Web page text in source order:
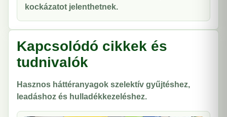
kockázatot jelenthetnek.
Kapcsolódó cikkek és
tudnivalók
Hasznos háttéranyagok szelektív gyűjtéshez,
leadáshoz és hulladékkezeléshez.